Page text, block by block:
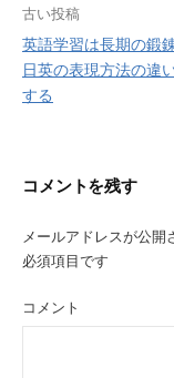
投
稿
ナ
ー
シ
ョ
古い投稿
英語学習は長期の鍛
日英の表現方法の違
する
コメントを残す
メールアドレスが公開
必須項目です
コメント